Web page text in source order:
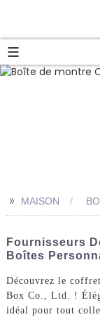
>> MAISON
Fournisseurs
Boîtes
Découvrez le
Box Co., Ltd. !
idéal pour tout